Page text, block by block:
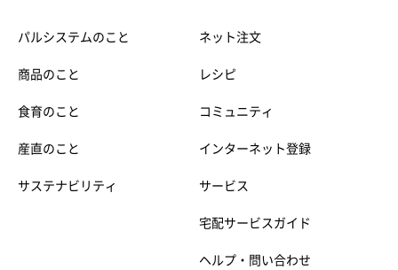
パルシステムのこと
商品のこと
食育のこと
産直のこと
サステナビリティ
ネット注文
レシピ
コミュニティ
インターネット登録
サービス
宅配サービスガイド
ヘルプ・問い合わせ